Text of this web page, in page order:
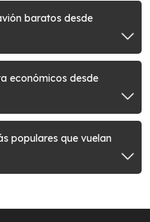
económicos desde
populares que vuelan